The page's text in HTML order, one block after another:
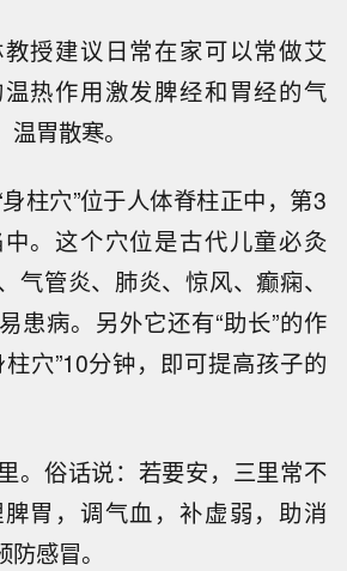
授建议日常在家可以常做艾
热作用激发脾经和胃经的气
胃散寒。
柱穴”位于人体脊柱正中，第3
。这个穴位是古代儿童必灸
气管炎、肺炎、惊风、癫痫、
患病。另外它还有“助长”的作
穴”10分钟，即可提高孩子的
。俗话说：若要安，三里常不
胃，调气血，补虚弱，助消
感冒。